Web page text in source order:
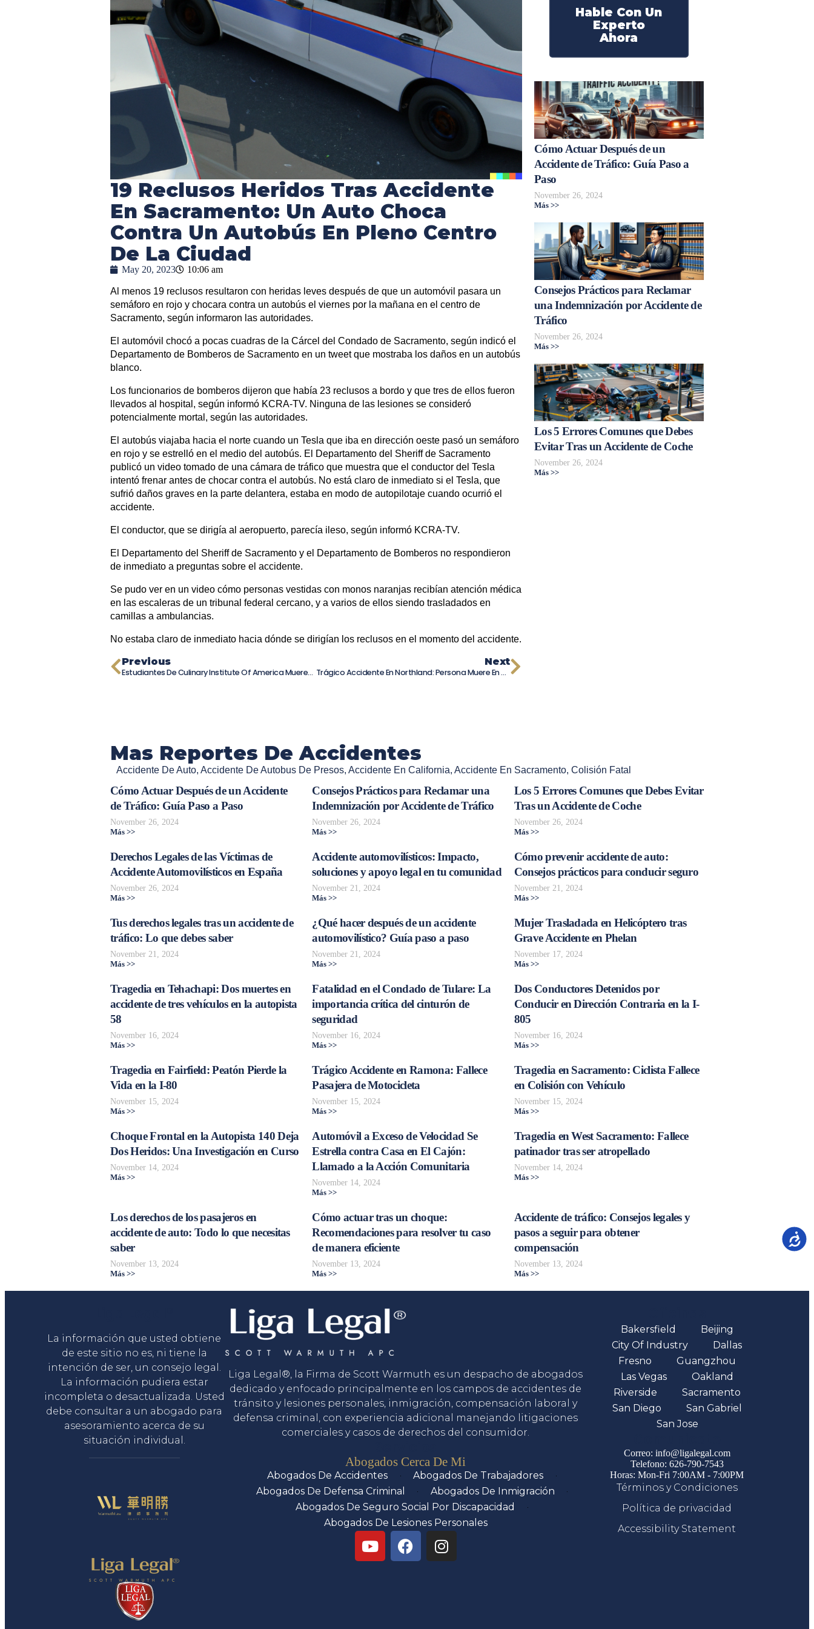
19 Reclusos Heridos Tras Accidente
En Sacramento: Un Auto Choca
Contra Un Autobús En Pleno Centro
De La Ciudad
May 20, 2023 10:06 am
Al menos 19 reclusos resultaron con heridas leves después de que un automóvil pasara un
semáforo en rojo y chocara contra un autobús el viernes por la mañana en el centro de
Sacramento, según informaron las autoridades.
El automóvil chocó a pocas cuadras de la Cárcel del Condado de Sacramento, según indicó el
Departamento de Bomberos de Sacramento en un tweet que mostraba los daños en un autobús
blanco.
Los funcionarios de bomberos dijeron que había 23 reclusos a bordo y que tres de ellos fueron
llevados al hospital, según informó KCRA-TV. Ninguna de las lesiones se consideró
potencialmente mortal, según las autoridades.
El autobús viajaba hacia el norte cuando un Tesla que iba en dirección oeste pasó un semáforo
en rojo y se estrelló en el medio del autobús. El Departamento del Sheriff de Sacramento
publicó un video tomado de una cámara de tráfico que muestra que el conductor del Tesla
intentó frenar antes de chocar contra el autobús. No está claro de inmediato si el Tesla, que
sufrió daños graves en la parte delantera, estaba en modo de autopilotaje cuando ocurrió el
accidente.
El conductor, que se dirigía al aeropuerto, parecía ileso, según informó KCRA-TV.
El Departamento del Sheriff de Sacramento y el Departamento de Bomberos no respondieron
de inmediato a preguntas sobre el accidente.
Se pudo ver en un video cómo personas vestidas con monos naranjas recibían atención médica
en las escaleras de un tribunal federal cercano, y a varios de ellos siendo trasladados en
camillas a ambulancias.
No estaba claro de inmediato hacia dónde se dirigían los reclusos en el momento del accidente.
Previous
Estudiantes De Culinary Institute Of America Mueren En Trágico Accidente En Carretera
Next
Trágico Accidente En Northland: Persona Muere En Colisión Entre Automóvil Y Motocicleta
Hable Con Un
Experto
Ahora
Cómo Actuar Después de un
Accidente de Tráfico: Guía Paso a
Paso
November 26, 2024
Más >>
Consejos Prácticos para Reclamar
una Indemnización por Accidente de
Tráfico
November 26, 2024
Más >>
Los 5 Errores Comunes que Debes
Evitar Tras un Accidente de Coche
November 26, 2024
Más >>
Mas Reportes De Accidentes
Accidente De Auto, Accidente De Autobus De Presos, Accidente En California, Accidente En Sacramento, Colisión Fatal
Cómo Actuar Después de un Accidente
de Tráfico: Guía Paso a Paso
November 26, 2024
Más >>
Consejos Prácticos para Reclamar una
Indemnización por Accidente de Tráfico
November 26, 2024
Más >>
Los 5 Errores Comunes que Debes Evitar
Tras un Accidente de Coche
November 26, 2024
Más >>
Derechos Legales de las Víctimas de
Accidente Automovilísticos en España
November 26, 2024
Más >>
Accidente automovilísticos: Impacto,
soluciones y apoyo legal en tu comunidad
November 21, 2024
Más >>
Cómo prevenir accidente de auto:
Consejos prácticos para conducir seguro
November 21, 2024
Más >>
Tus derechos legales tras un accidente de
tráfico: Lo que debes saber
November 21, 2024
Más >>
¿Qué hacer después de un accidente
automovilístico? Guía paso a paso
November 21, 2024
Más >>
Mujer Trasladada en Helicóptero tras
Grave Accidente en Phelan
November 17, 2024
Más >>
Tragedia en Tehachapi: Dos muertes en
accidente de tres vehículos en la autopista
58
November 16, 2024
Más >>
Fatalidad en el Condado de Tulare: La
importancia crítica del cinturón de
seguridad
November 16, 2024
Más >>
Dos Conductores Detenidos por
Conducir en Dirección Contraria en la I-
805
November 16, 2024
Más >>
Tragedia en Fairfield: Peatón Pierde la
Vida en la I-80
November 15, 2024
Más >>
Trágico Accidente en Ramona: Fallece
Pasajera de Motocicleta
November 15, 2024
Más >>
Tragedia en Sacramento: Ciclista Fallece
en Colisión con Vehículo
November 15, 2024
Más >>
Choque Frontal en la Autopista 140 Deja
Dos Heridos: Una Investigación en Curso
November 14, 2024
Más >>
Automóvil a Exceso de Velocidad Se
Estrella contra Casa en El Cajón:
Llamado a la Acción Comunitaria
November 14, 2024
Más >>
Tragedia en West Sacramento: Fallece
patinador tras ser atropellado
November 14, 2024
Más >>
Los derechos de los pasajeros en
accidente de auto: Todo lo que necesitas
saber
November 13, 2024
Más >>
Cómo actuar tras un choque:
Recomendaciones para resolver tu caso
de manera eficiente
November 13, 2024
Más >>
Accidente de tráfico: Consejos legales y
pasos a seguir para obtener
compensación
November 13, 2024
Más >>
La información que usted obtiene
de este sitio no es, ni tiene la
intención de ser, un consejo legal.
La información pudiera estar
incompleta o desactualizada. Usted
debe consultar a un abogado para
asesoramiento acerca de su
situación individual.
Liga Legal®, la Firma de Scott Warmuth es un despacho de abogados
dedicado y enfocado principalmente en los campos de accidentes de
tránsito y lesiones personales, inmigración, compensación laboral y
defensa criminal, con experiencia adicional manejando litigaciones
comerciales y casos de derechos del consumidor.
Abogados Cerca De Mi
Abogados De Accidentes
Abogados De Trabajadores
Abogados De Defensa Criminal
Abogados De Inmigración
Abogados De Seguro Social Por Discapacidad
Abogados De Lesiones Personales
Bakersfield
Beijing
City Of Industry
Dallas
Fresno
Guangzhou
Las Vegas
Oakland
Riverside
Sacramento
San Diego
San Gabriel
San Jose
Correo: info@ligalegal.com
Telefono: 626-790-7543
Horas: Mon-Fri 7:00AM - 7:00PM
Términos y Condiciones
Política de privacidad
Accessibility Statement